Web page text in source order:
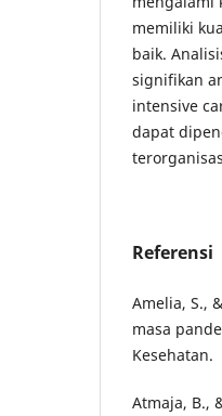
memiliki
baik.
signifikan
intensive
dapat
Referensi
Amelia, S.,
masa
Kesehatan.
Atmaja, B.,